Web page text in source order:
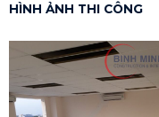
HÌNH ẢNH THI CÔNG